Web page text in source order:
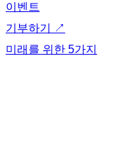
이벤트
기부하기
↗
미래를 위한 5가지